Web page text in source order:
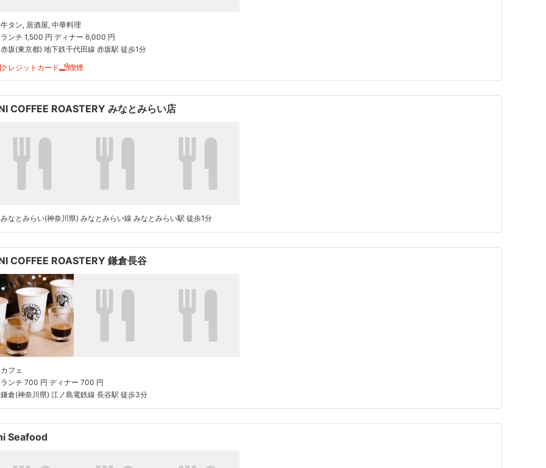
牛タン, 居酒屋, 中華料理
ランチ 1,500 円 ディナー 6,000 円
赤坂(東京都) 地下鉄千代田線 赤坂駅 徒歩1分
クレジットカード
喫煙
COFFEE ROASTERY みなとみらい店
みなとみらい(神奈川県) みなとみらい線 みなとみらい駅 徒歩1分
COFFEE ROASTERY 鎌倉長谷
カフェ
ランチ 700 円 ディナー 700 円
鎌倉(神奈川県) 江ノ島電鉄線 長谷駅 徒歩3分
Seafood